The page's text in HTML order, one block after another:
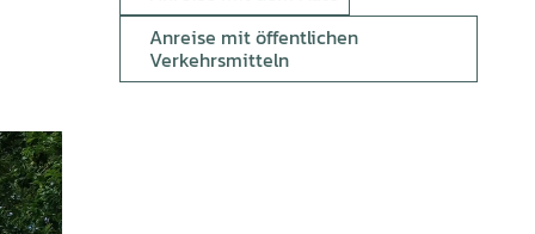
Anreise mit öffentlichen
Verkehrsmitteln